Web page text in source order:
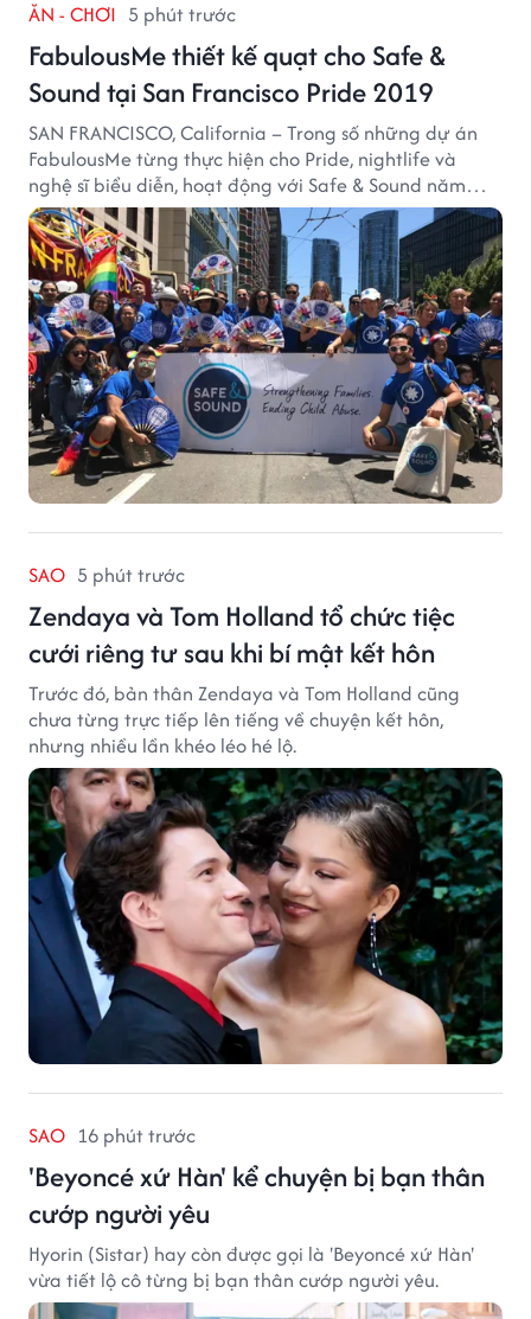
ĂN - CHƠI 5 phút trước
FabulousMe thiết kế quạt cho Safe &
Sound tại San Francisco Pride 2019
SAN FRANCISCO, California – Trong số những dự án
FabulousMe từng thực hiện cho Pride, nightlife và
nghệ sĩ biểu diễn, hoạt động với Safe & Sound năm
2019 mang một bối cảnh khác biệt. Safe & Sound là tổ
chức phi lợi nhuận tại San Francisco hoạt động trong
lĩnh vực phòng ngừa bạo hành trẻ em, hỗ trợ gia đình
và xây dựng môi trường an toàn cho trẻ em.
SAO 5 phút trước
Zendaya và Tom Holland tổ chức tiệc
cưới riêng tư sau khi bí mật kết hôn
Trước đó, bản thân Zendaya và Tom Holland cũng
chưa từng trực tiếp lên tiếng về chuyện kết hôn,
nhưng nhiều lần khéo léo hé lộ.
SAO 16 phút trước
'Beyoncé xứ Hàn' kể chuyện bị bạn thân
cướp người yêu
Hyorin (Sistar) hay còn được gọi là 'Beyoncé xứ Hàn'
vừa tiết lộ cô từng bị bạn thân cướp người yêu.